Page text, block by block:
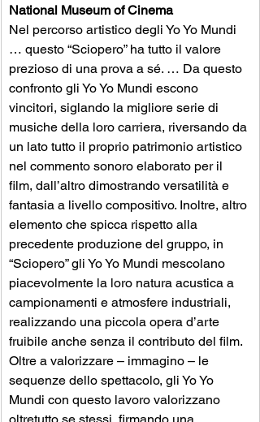
National Museum of Cinema
Nel percorso artistico degli Yo Yo Mundi
… questo “Sciopero” ha tutto il valore
prezioso di una prova a sé. … Da questo
confronto gli Yo Yo Mundi escono
vincitori, siglando la migliore serie di
musiche della loro carriera, riversando da
un lato tutto il proprio patrimonio artistico
nel commento sonoro elaborato per il
film, dall’altro dimostrando versatilità e
fantasia a livello compositivo. Inoltre, altro
elemento che spicca rispetto alla
precedente produzione del gruppo, in
“Sciopero” gli Yo Yo Mundi mescolano
piacevolmente la loro natura acustica a
campionamenti e atmosfere industriali,
realizzando una piccola opera d’arte
fruibile anche senza il contributo del film.
Oltre a valorizzare – immagino – le
sequenze dello spettacolo, gli Yo Yo
Mundi con questo lavoro valorizzano